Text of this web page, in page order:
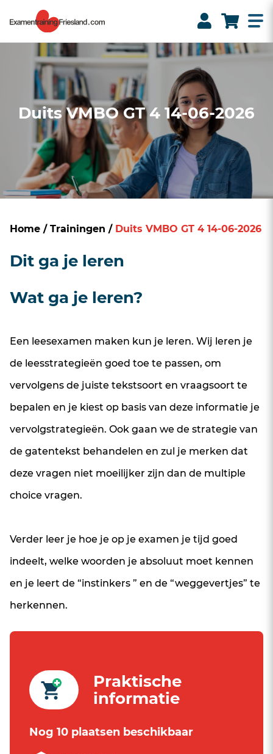
Duits VMBO GT 4 14-06-2026
Home / Trainingen / Duits VMBO GT 4 14-06-2026
Dit ga je leren
Wat ga je leren?
Een leesexamen maken kun je leren. Wij leren je
de leesstrategieën goed toe te passen, om
vervolgens de juiste tekstsoort en vraagsoort te
bepalen en je kiest op basis van deze informatie je
vervolgstrategieën. Ook gaan we de strategie van
de gatentekst behandelen en zul je merken dat
deze vragen niet moeilijker zijn dan de multiple
choice vragen.
Verder leer je hoe je op je examen je tijd goed
indeelt, welke woorden je absoluut moet kennen
en je leert de “instinkers ” en de “weggevertjes” te
herkennen.
Praktische
informatie
Nog 10 plaatsen beschikbaar